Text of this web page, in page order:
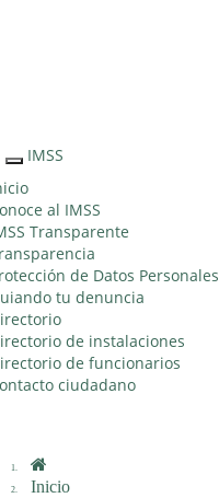
Interruptor
de
Navegación
IMSS
al IMSS
Transparente
de Datos Personales
tu denuncia
de instalaciones
de funcionarios
ciudadano
Inicio